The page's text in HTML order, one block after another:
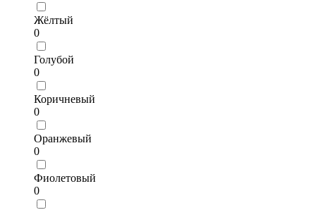
Жёлтый
0
Голубой
0
Коричневый
0
Оранжевый
0
Фиолетовый
0